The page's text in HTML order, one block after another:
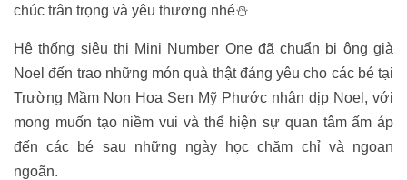
chúc trân trọng và yêu thương nhé⛄️
Hệ thống siêu thị Mini Number One đã chuẩn bị ông già
Noel đến trao những món quà thật đáng yêu cho các bé tại
Trường Mầm Non Hoa Sen Mỹ Phước nhân dịp Noel, với
mong muốn tạo niềm vui và thể hiện sự quan tâm ấm áp
đến các bé sau những ngày học chăm chỉ và ngoan
ngoãn.